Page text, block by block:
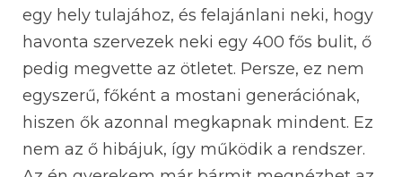
egy hely tulajához, és felajánlani neki, hogy
havonta szervezek neki egy 400 fős bulit, ő
pedig megvette az ötletet. Persze, ez nem
egyszerű, főként a mostani generációnak,
hiszen ők azonnal megkapnak mindent. Ez
nem az ő hibájuk, így működik a rendszer.